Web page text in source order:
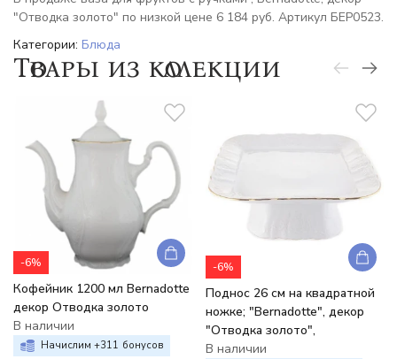
"Отводка золото" по низкой цене 6 184 руб. Артикул БЕР0523.
Категории: Блюда
Товары из коллекции
-6%
Кофейник 1200 мл Bernadotte
декор Отводка золото
В наличии
Начислим +311 бонусов
-6%
Поднос 26 см на квадратной
ножке; "Bernadotte", декор
"Отводка золото",
В наличии